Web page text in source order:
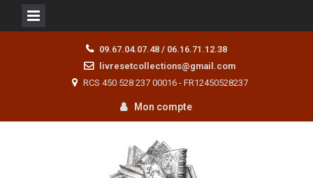
09.67.04.07.48 / 06.16.71.12.38
livresetcollections@gmail.com
RCS 450 528 237 00016 - FR12450528237
Mon compte